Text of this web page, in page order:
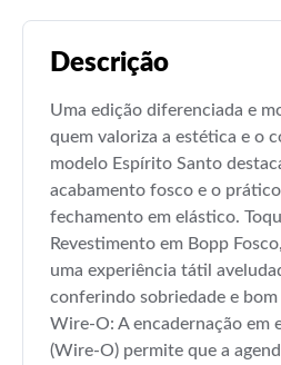
Descrição
Uma edição diferenciada e
quem valoriza a estética e o
modelo Espírito Santo
acabamento fosco e o
fechamento em elástico.
Revestimento em Bopp
uma experiência tátil
conferindo sobriedade e
Wire-O: A encadernação em
(Wire-O) permite que a